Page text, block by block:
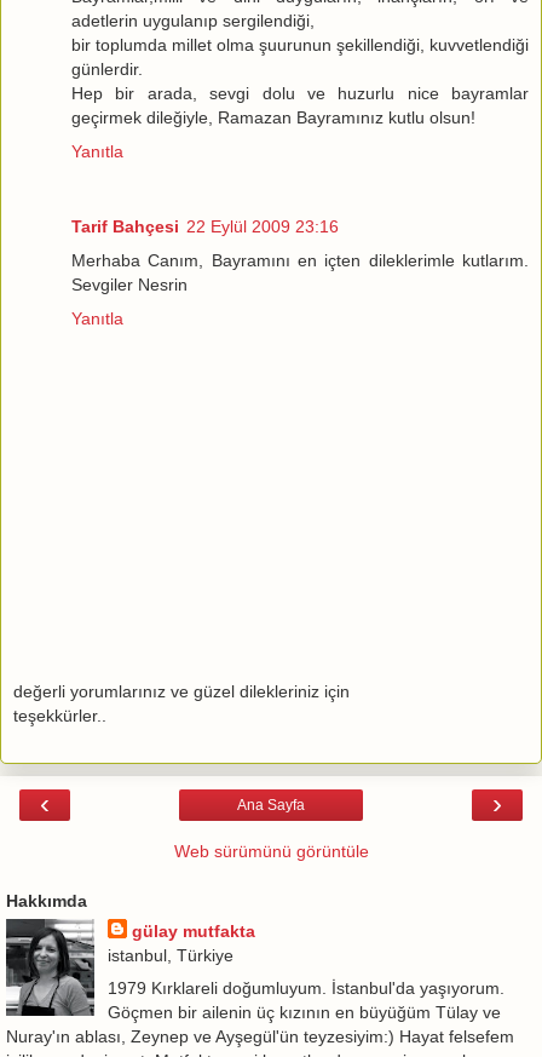
adetlerin uygulanıp sergilendiği,
bir toplumda millet olma şuurunun şekillendiği, kuvvetlendiği
günlerdir.
Hep bir arada, sevgi dolu ve huzurlu nice bayramlar
geçirmek dileğiyle, Ramazan Bayramınız kutlu olsun!
Yanıtla
Tarif Bahçesi 22 Eylül 2009 23:16
Merhaba Canım, Bayramını en içten dileklerimle kutlarım.
Sevgiler Nesrin
Yanıtla
değerli yorumlarınız ve güzel dilekleriniz için
teşekkürler..
‹ ›
Ana Sayfa
Web sürümünü görüntüle
Hakkımda
gülay mutfakta
istanbul, Türkiye
1979 Kırklareli doğumluyum. İstanbul'da yaşıyorum.
Göçmen bir ailenin üç kızının en büyüğüm Tülay ve
Nuray'ın ablası, Zeynep ve Ayşegül'ün teyzesiyim:) Hayat felsefem